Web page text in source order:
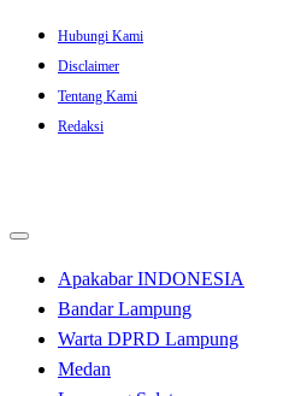
Skip
content
Hubungi Kami
Disclaimer
Tentang Kami
Redaksi
Apakabar INDONESIA
Bandar Lampung
Warta DPRD Lampung
Medan